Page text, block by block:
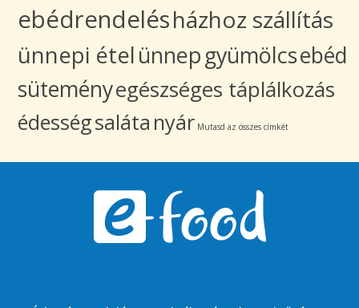
ebédrendelésházhoz szállítás
ünnepi ételünnepgyümölcsebéd
süteményegészséges táplálkozás
édességsaláta nyár Mutasd az összes címkét